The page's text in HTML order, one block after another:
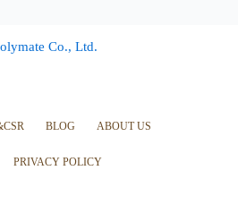
BLOG ABOUT US
PRIVACY POLICY